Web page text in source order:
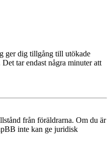
ger dig tillgång till utökade
tar endast några minuter att
från föräldrarna. Om du är
inte kan ge juridisk